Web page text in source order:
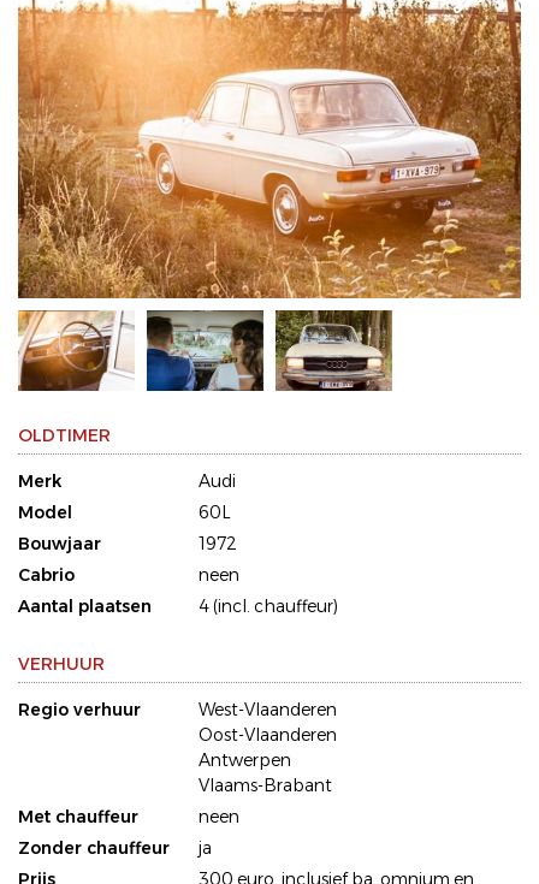
OLDTIMER
Merk
Audi
Model
60L
Bouwjaar
1972
Cabrio
neen
Aantal plaatsen
4 (incl. chauffeur)
VERHUUR
Regio verhuur
West-Vlaanderen
Oost-Vlaanderen
Antwerpen
Vlaams-Brabant
Met chauffeur
neen
Zonder chauffeur
ja